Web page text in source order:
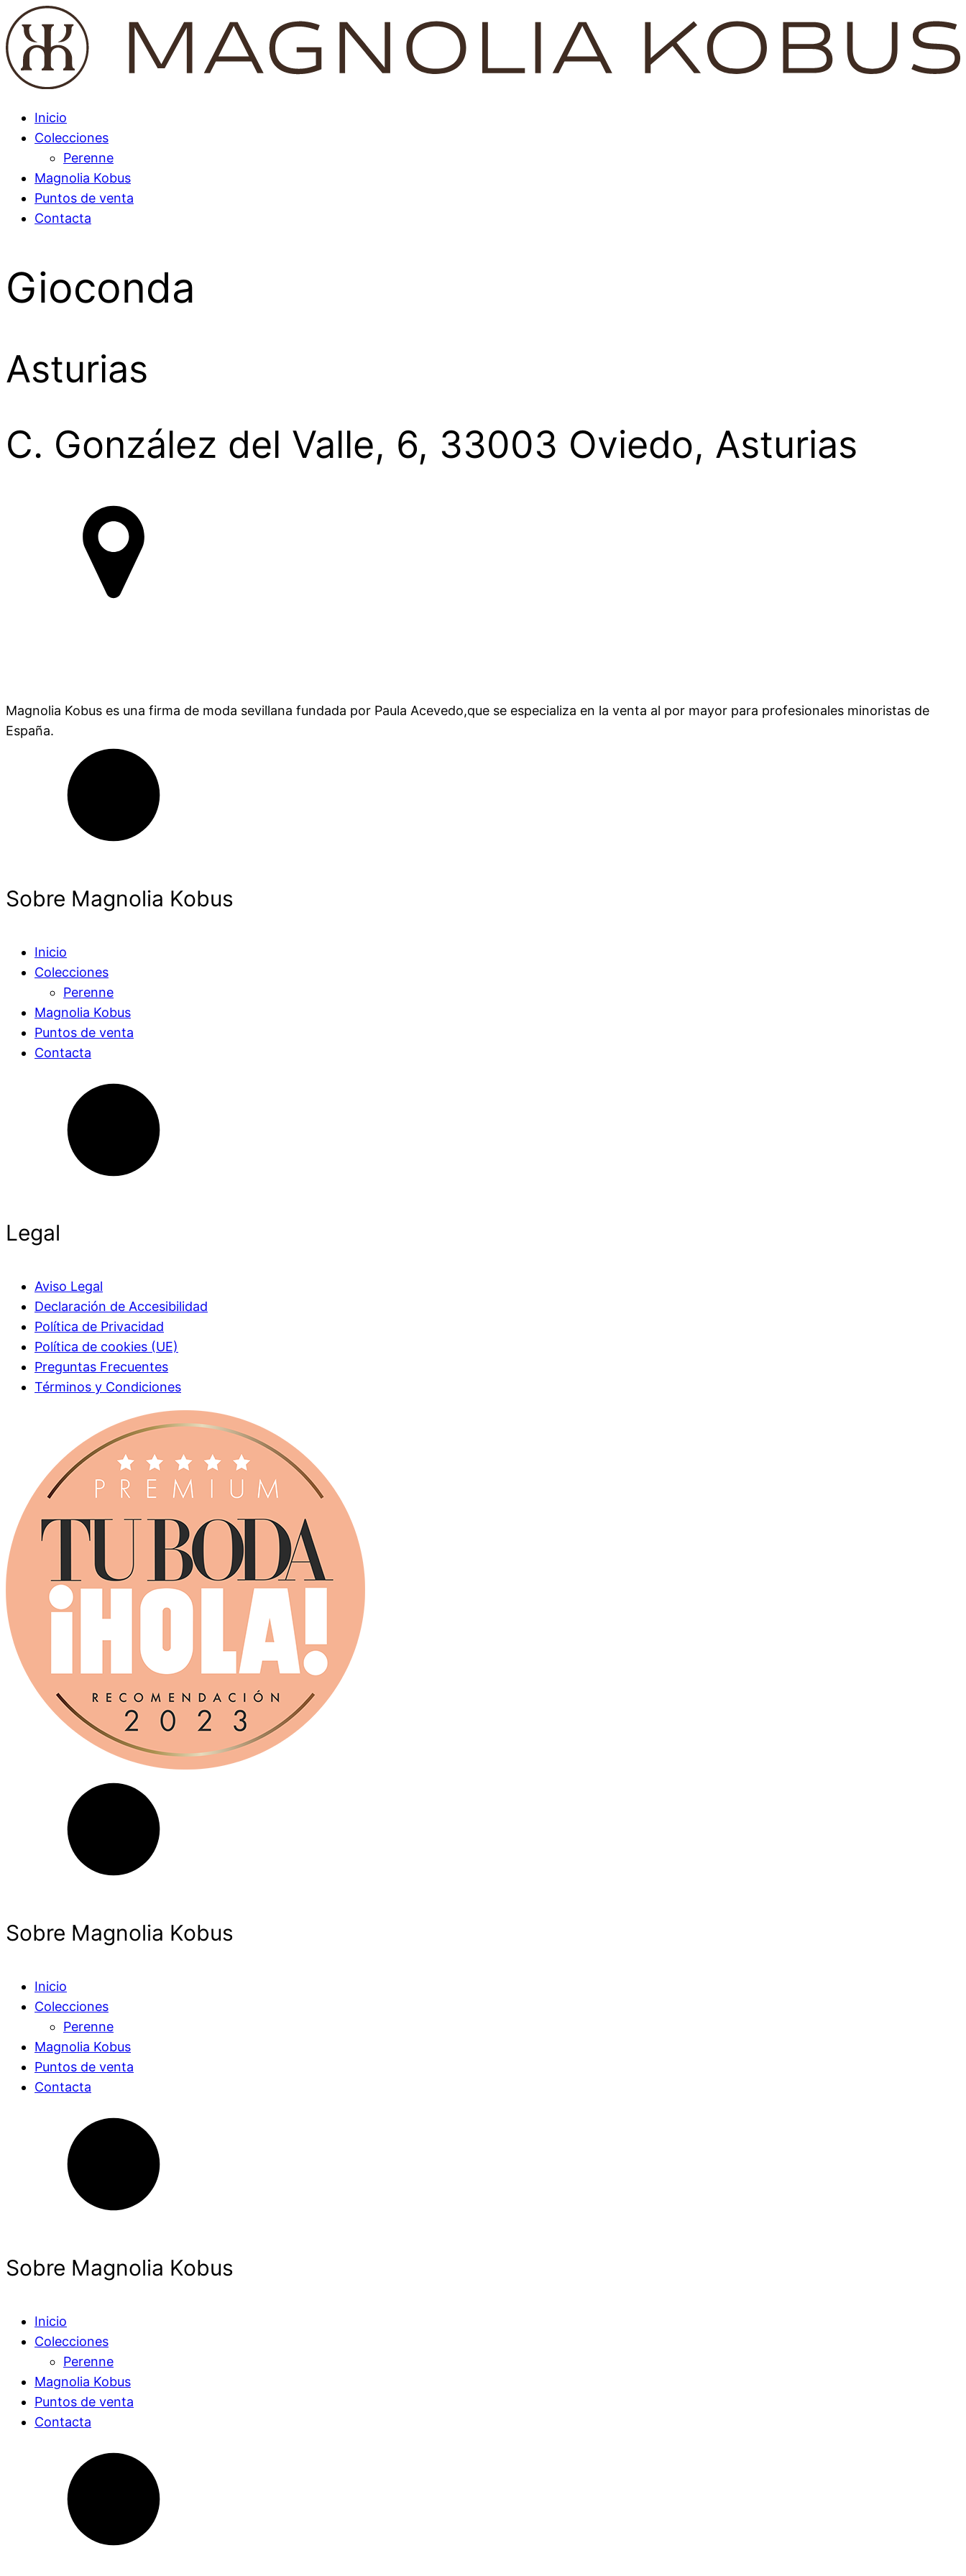
Inicio
Colecciones
Perenne
Magnolia Kobus
Puntos de venta
Contacta
Gioconda
Asturias
C. González del Valle, 6, 33003 Oviedo, Asturias
Magnolia Kobus es una firma de moda sevillana fundada por Paula Acevedo,que se especializa en la venta al por mayor para profesionales minoristas de
España.
Sobre Magnolia Kobus
Inicio
Colecciones
Perenne
Magnolia Kobus
Puntos de venta
Contacta
Legal
Aviso Legal
Declaración de Accesibilidad
Política de Privacidad
Política de cookies (UE)
Preguntas Frecuentes
Términos y Condiciones
Sobre Magnolia Kobus
Inicio
Colecciones
Perenne
Magnolia Kobus
Puntos de venta
Contacta
Sobre Magnolia Kobus
Inicio
Colecciones
Perenne
Magnolia Kobus
Puntos de venta
Contacta